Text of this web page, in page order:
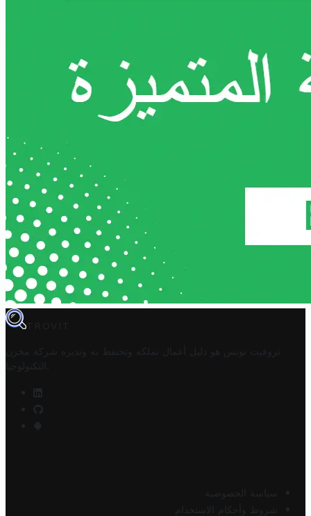
TROVIT
تروفيت تونس هو دليل أعمال تملكه وتحتفظ به وتديره
شركة مخزن
التكنولوجيا
سياسة الخصوصية
شروط وأحكام الاستخدام